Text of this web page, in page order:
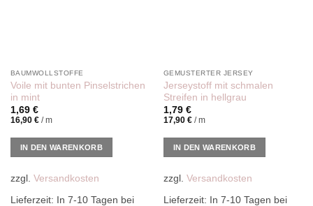
BAUMWOLLSTOFFE
Voile mit bunten Pinselstrichen
in mint
1,69 €
16,90 €/m
IN DEN WARENKORB
zzgl. Versandkosten
Lieferzeit: In 7-10 Tagen bei
GEMUSTERTER JERSEY
Jerseystoff mit schmalen
Streifen in hellgrau
1,79 €
17,90 €/m
IN DEN WARENKORB
zzgl. Versandkosten
Lieferzeit: In 7-10 Tagen bei